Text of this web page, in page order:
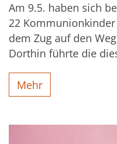
Am 9.5. haben sich
22
dem Zug auf den
Dorthin führte die
Mehr